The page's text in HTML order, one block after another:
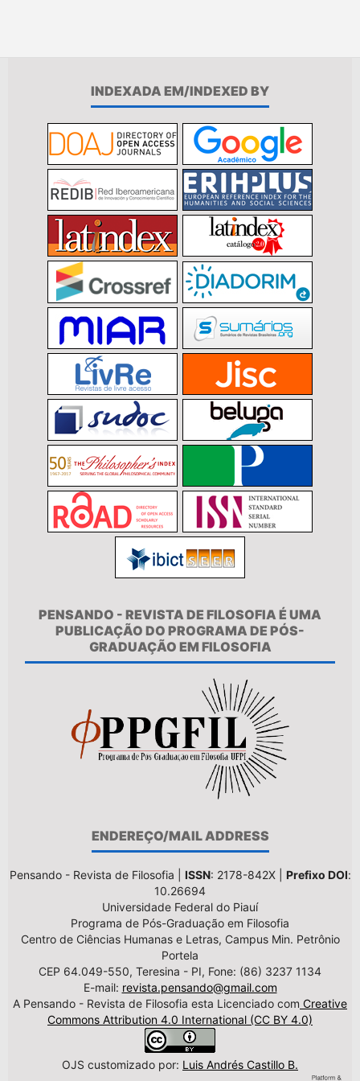
INDEXADA EM/INDEXED BY
PENSANDO - REVISTA DE FILOSOFIA É UMA
PUBLICAÇÃO DO PROGRAMA DE PÓS-
GRADUAÇÃO EM FILOSOFIA
ENDEREÇO/MAIL ADDRESS
Pensando - Revista de Filosofia | ISSN: 2178-842X | Prefixo DOI:
10.26694
Universidade Federal do Piauí
Programa de Pós-Graduação em Filosofia
Centro de Ciências Humanas e Letras, Campus Min. Petrônio
Portela
CEP 64.049-550, Teresina - PI, Fone: (86) 3237 1134
E-mail: revista.pensando@gmail.com
A Pensando - Revista de Filosofia esta Licenciado com Creative
Commons Attribution 4.0 International (CC BY 4.0)
OJS customizado por: Luis Andrés Castillo B.